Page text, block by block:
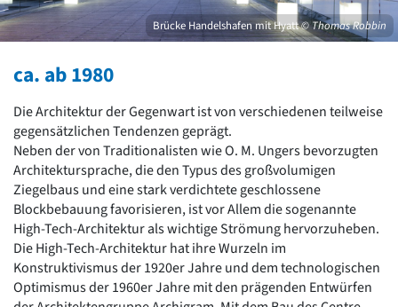
David Chipperfield
Harald Deilmann
Gottfried Böhm
Schneider von Esleben
Peter Behrens
Auszeichnung vorbildlicher Bauten NRW 2020
Big Beautiful Buildings (Großbauten der Nachkriegszeit)
Epochen
Gesamtübersicht...
Gegenwart
Postmoderne
1950er-70er Jahre
Moderne
Reformarchitektur
Jugendstil
Brücke Handelshafen mit Hyatt© Thomas Robbin
ca. ab 1980
Die Architektur der Gegenwart ist von verschiedenen teilweise
gegensätzlichen Tendenzen geprägt.
Neben der von Traditionalisten wie O. M. Ungers bevorzugten
Architektursprache, die den Typus des großvolumigen
Ziegelbaus und eine stark verdichtete geschlossene
Blockbebauung favorisieren, ist vor Allem die sogenannte
High-Tech-Architektur als wichtige Strömung hervorzuheben.
Die High-Tech-Architektur hat ihre Wurzeln im
Konstruktivismus der 1920er Jahre und dem technologischen
Optimismus der 1960er Jahre mit den prägenden Entwürfen